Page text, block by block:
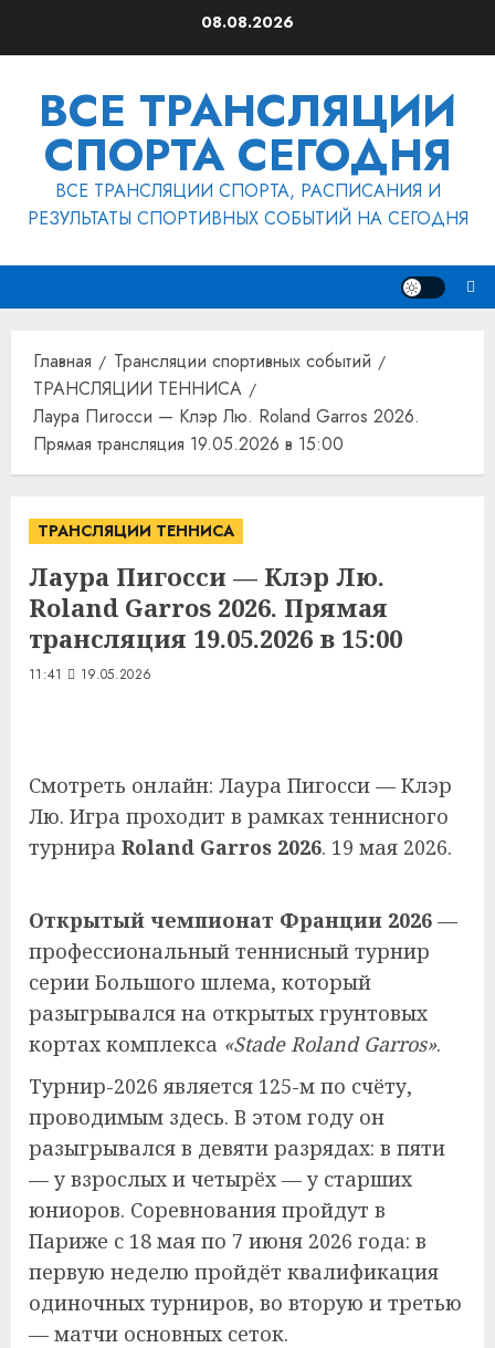
08.08.2026
ВСЕ ТРАНСЛЯЦИИ
СПОРТА СЕГОДНЯ
ВСЕ ТРАНСЛЯЦИИ СПОРТА, РАСПИСАНИЯ И
РЕЗУЛЬТАТЫ СПОРТИВНЫХ СОБЫТИЙ НА СЕГОДНЯ
Главная
Трансляции спортивных событий
ТРАНСЛЯЦИИ ТЕННИСА
Лаура Пигосси — Клэр Лю. Roland Garros 2026.
Прямая трансляция 19.05.2026 в 15:00
ТРАНСЛЯЦИИ ТЕННИСА
Лаура Пигосси — Клэр Лю.
Roland Garros 2026. Прямая
трансляция 19.05.2026 в 15:00
11:41 19.05.2026
Смотреть онлайн: Лаура Пигосси — Клэр
Лю. Игра проходит в рамках теннисного
турнира Roland Garros 2026. 19 мая 2026.
Открытый чемпионат Франции 2026 —
профессиональный теннисный турнир
серии Большого шлема, который
разыгрывался на открытых грунтовых
кортах комплекса «Stade Roland Garros».
Турнир-2026 является 125-м по счёту,
проводимым здесь. В этом году он
разыгрывался в девяти разрядах: в пяти
— у взрослых и четырёх — у старших
юниоров. Соревнования пройдут в
Париже с 18 мая по 7 июня 2026 года: в
первую неделю пройдёт квалификация
одиночных турниров, во вторую и третью
— матчи основных сеток.